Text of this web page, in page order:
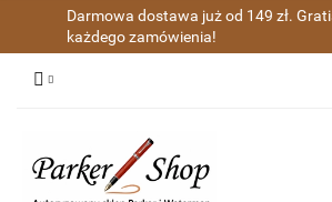
Darmowa dostawa już od 149 zł.
każdego zamówienia!